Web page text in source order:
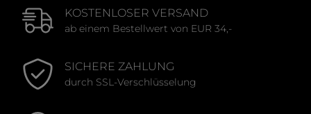
KOSTENLOSER VERSAND
ab einem Bestellwert von EUR 34,-
SICHERE ZAHLUNG
durch SSL-Verschlüsselung